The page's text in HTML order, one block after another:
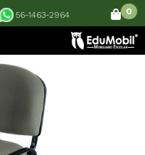
56-1463-2964 0